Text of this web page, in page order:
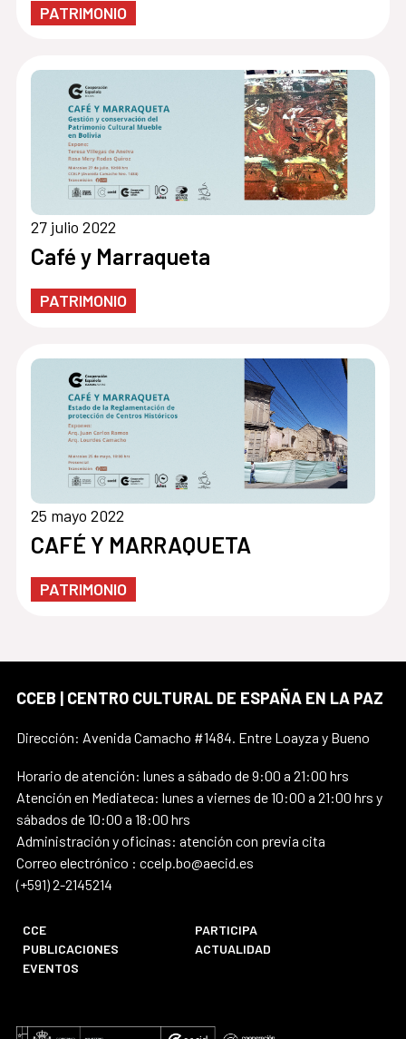
PATRIMONIO
27 julio 2022
Café y Marraqueta
PATRIMONIO
25 mayo 2022
CAFÉ Y MARRAQUETA
PATRIMONIO
CCEB | CENTRO CULTURAL DE ESPAÑA EN LA PAZ
Dirección: Avenida Camacho #1484. Entre Loayza y Bueno
Horario de atención: lunes a sábado de 9:00 a 21:00 hrs
Atención en Mediateca: lunes a viernes de 10:00 a 21:00 hrs y
sábados de 10:00 a 18:00 hrs
Administración y oficinas: atención con previa cita
Correo electrónico : ccelp.bo@aecid.es
(+591) 2-2145214
CCE
PARTICIPA
PUBLICACIONES
ACTUALIDAD
EVENTOS